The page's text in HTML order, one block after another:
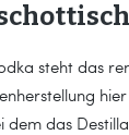
steht das
dem das